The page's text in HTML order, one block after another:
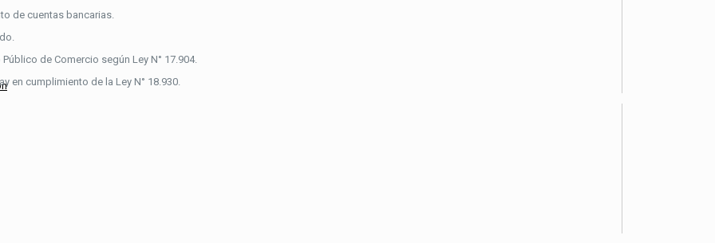
de cuentas bancarias.
de Comercio según Ley N° 17.904.
en cumplimiento de la Ley N° 18.930.